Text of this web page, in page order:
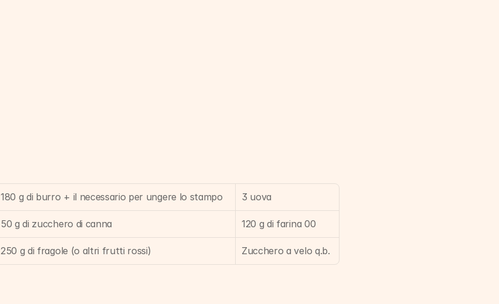
180 g di burro + il necessario per ungere lo stampo 3 uova
50 g di zucchero di canna 120 g di farina 00
250 g di fragole (o altri frutti rossi) Zucchero a velo q.b.